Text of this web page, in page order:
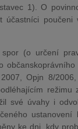
1). O
účastníci
(o určení
Opjn 8/
režimu
své úvahy i
ke dni, kdy